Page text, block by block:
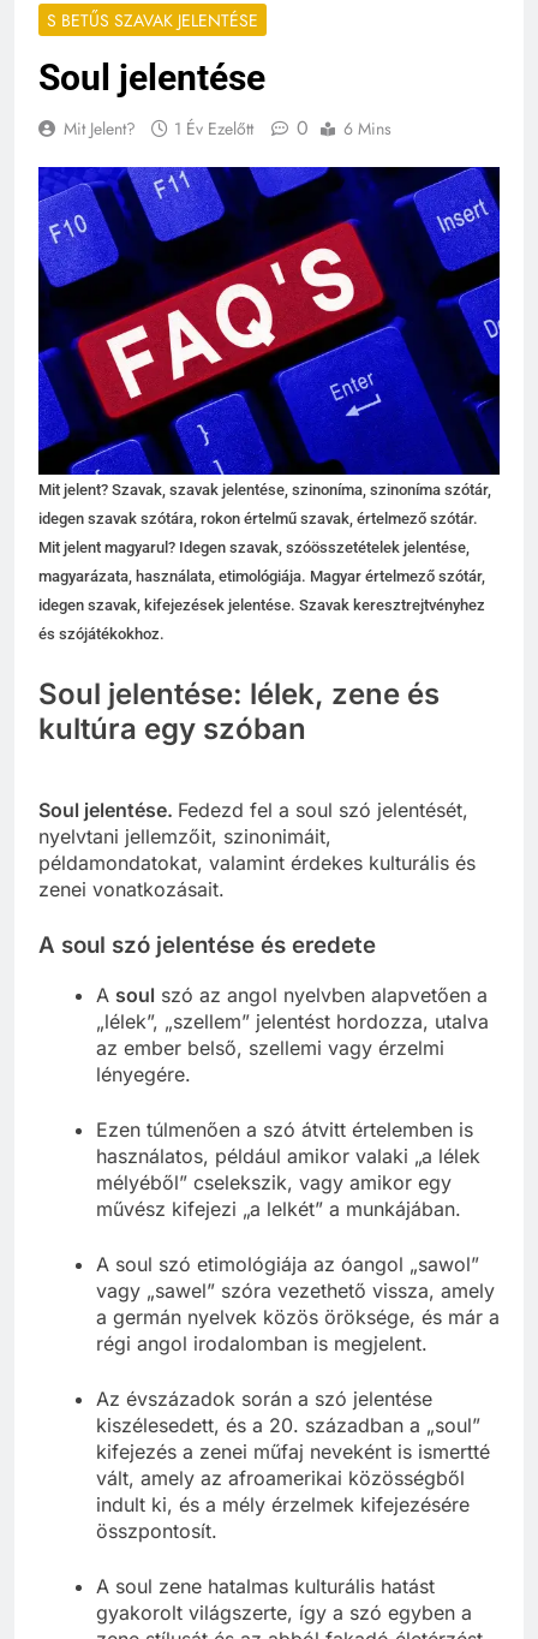
S BETŰS SZAVAK JELENTÉSE
Soul jelentése
Mit Jelent? 1 Év Ezelőtt 0 6 Mins
Mit jelent? Szavak, szavak jelentése, szinoníma, szinoníma szótár,
idegen szavak szótára, rokon értelmű szavak, értelmező szótár.
Mit jelent magyarul? Idegen szavak, szóösszetételek jelentése,
magyarázata, használata, etimológiája. Magyar értelmező szótár,
idegen szavak, kifejezések jelentése. Szavak keresztrejtvényhez
és szójátékokhoz.
Soul jelentése: lélek, zene és
kultúra egy szóban
Soul jelentése. Fedezd fel a soul szó jelentését,
nyelvtani jellemzőit, szinonimáit,
példamondatokat, valamint érdekes kulturális és
zenei vonatkozásait.
A soul szó jelentése és eredete
A soul szó az angol nyelvben alapvetően a
„lélek”, „szellem” jelentést hordozza, utalva
az ember belső, szellemi vagy érzelmi
lényegére.
Ezen túlmenően a szó átvitt értelemben is
használatos, például amikor valaki „a lélek
mélyéből” cselekszik, vagy amikor egy
művész kifejezi „a lelkét” a munkájában.
A soul szó etimológiája az óangol „sawol”
vagy „sawel” szóra vezethető vissza, amely
a germán nyelvek közös öröksége, és már a
régi angol irodalomban is megjelent.
Az évszázadok során a szó jelentése
kiszélesedett, és a 20. században a „soul”
kifejezés a zenei műfaj neveként is ismertté
vált, amely az afroamerikai közösségből
indult ki, és a mély érzelmek kifejezésére
összpontosít.
A soul zene hatalmas kulturális hatást
gyakorolt világszerte, így a szó egyben a